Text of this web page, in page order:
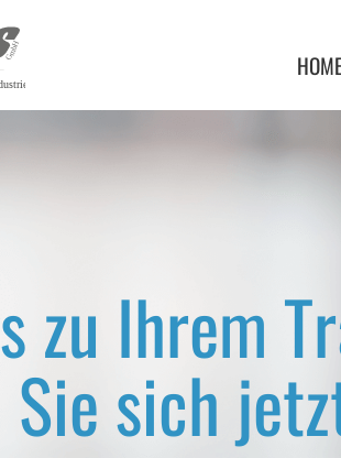
zu Ihrem
sich